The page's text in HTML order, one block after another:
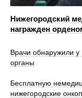
Нижегородский
награжден
Врачи обнаружили у
органы
Бесплатную
нижегородские